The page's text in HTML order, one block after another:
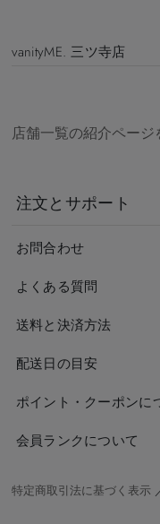
vanityME. 三ツ寺店
店舗一覧の紹介ページ
注文とサポート
お問合わせ
よくある質問
送料と決済方法
配送日の目安
ポイント・クーポンに
会員ランクについて
特定商取引法に基づく表示